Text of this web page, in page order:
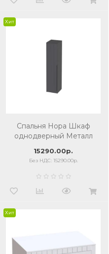
Хит
Спальня Нора Шкаф
однодверный Металл
15290.00р.
Без НДС: 15290.00р.
Хит